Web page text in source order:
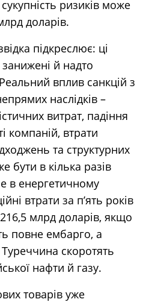
сукупність ризиків може
доларів.
підкреслює: ці
й надто
вплив санкцій з
наслідків –
витрат, падіння
компаній, втрати
та структурних
бути в кілька разів
в енергетичному
втрати за п’ять років
млрд доларів, якщо
повне ембарго, а
Туреччина скоротять
нафти й газу.
товарів уже